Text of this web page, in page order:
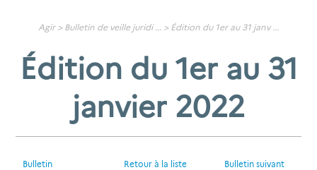
Agir > Bulletin de veille juridi... > Édition du 1er au 31 janv...
Édition du 1er au 31
janvier 2022
Bulletin
Retour à la liste Bulletin suivant